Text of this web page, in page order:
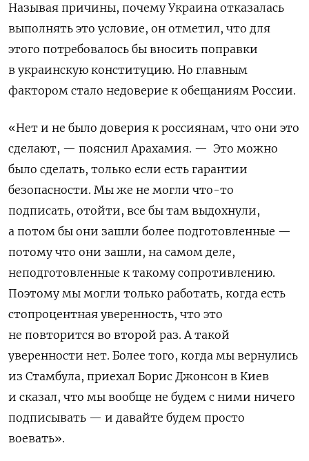
Называя причины, почему Украина отказалась
выполнять это условие, он отметил, что для
этого потребовалось бы вносить поправки
в украинскую конституцию. Но главным
фактором стало недоверие к обещаниям России.
«Нет и не было доверия к россиянам, что они это
сделают, — пояснил Арахамия. — Это можно
было сделать, только если есть гарантии
безопасности. Мы же не могли что-то
подписать, отойти, все бы там выдохнули,
а потом бы они зашли более подготовленные —
потому что они зашли, на самом деле,
неподготовленные к такому сопротивлению.
Поэтому мы могли только работать, когда есть
стопроцентная уверенность, что это
не повторится во второй раз. А такой
уверенности нет. Более того, когда мы вернулись
из Стамбула, приехал Борис Джонсон в Киев
и сказал, что мы вообще не будем с ними ничего
подписывать — и давайте будем просто
воевать».